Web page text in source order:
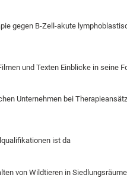
gegen B-Zell-akute
und Texten Einblicke in seine
Unternehmen bei
ist da
von Wildtieren in